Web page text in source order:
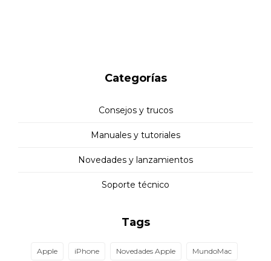
Categorías
Consejos y trucos
Manuales y tutoriales
Novedades y lanzamientos
Soporte técnico
Tags
Apple iPhone Novedades Apple MundoMac